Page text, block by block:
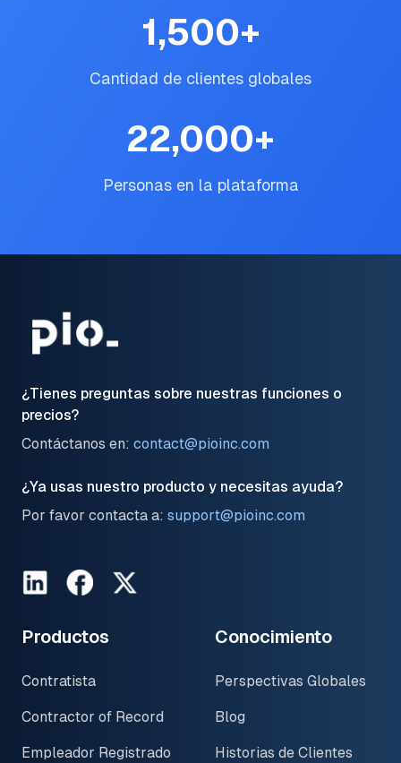
1,500+
Cantidad de clientes globales
22,000+
Personas en la plataforma
¿Tienes preguntas sobre nuestras funciones o
precios?
Contáctanos en: contact@pioinc.com
¿Ya usas nuestro producto y necesitas ayuda?
Por favor contacta a: support@pioinc.com
LinkedInFacebookTwitter
Productos
Contratista
Contractor of Record
Empleador Registrado
Conocimiento
Perspectivas Globales
Blog
Historias de Clientes